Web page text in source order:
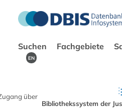
Suchen Fachgebiete
EN
über
Bibliothekssystem der